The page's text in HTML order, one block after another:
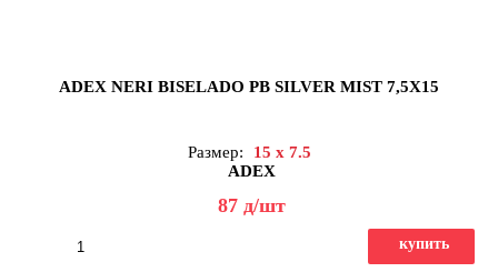
ADEX NERI BISELADO PB SILVER MIST 7,5X15
Размер:
15 x 7.5
ADEX
87 д/шт
купить